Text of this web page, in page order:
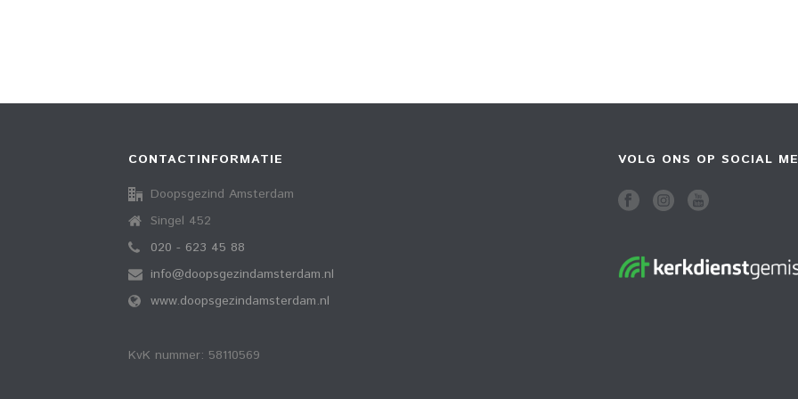
CONTACTINFORMATIE
Doopsgezind Amsterdam
Singel 452
020 - 623 45 88
info@doopsgezindamsterdam.nl
www.doopsgezindamsterdam.nl
KvK nummer: 58110569
VOLG ONS OP SOCIAL